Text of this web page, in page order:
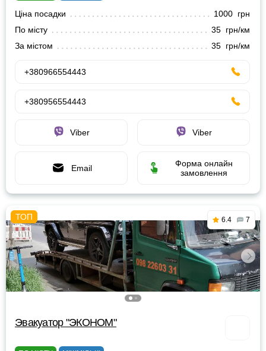
Ціна посадки
1000 грн
По місту
35 грн/км
За містом
35 грн/км
+380966554443
+380956554443
Viber Viber
Email
Форма онлайн
замовлення
6.4 7
Эвакуатор "ЭКОНОМ"